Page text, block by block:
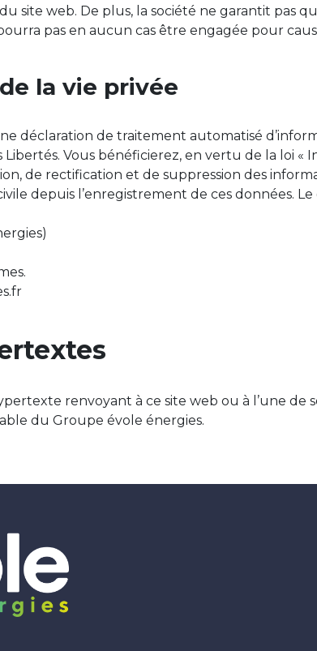
site web. De plus, la société ne garantit pas
pas en aucun cas être engagée pour
la vie privée
déclaration de traitement automatisé
Libertés. Vous bénéficierez, en vertu de la loi
de rectification et de suppression des
depuis l’enregistrement de ces données.
renvoyant à ce site web ou à l’une de
du Groupe évole énergies.